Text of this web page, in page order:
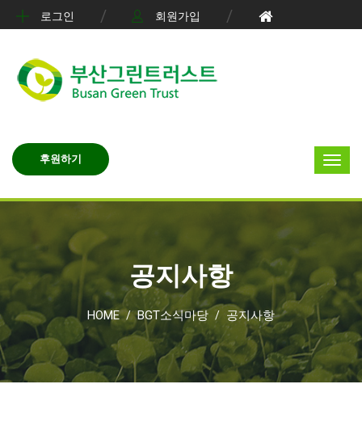
로그인 회원가입
후원하기
공지사항
HOME / BGT소식마당 / 공지사항